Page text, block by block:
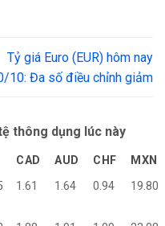
Tỷ giá Euro (EUR) hôm nay
10: Đa số điều chỉnh giảm
thông dụng lúc này
CAD AUD CHF
MXN
1.61 1.64 0.94 19.80